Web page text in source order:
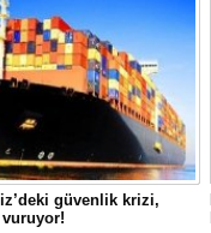
güvenlik krizi,